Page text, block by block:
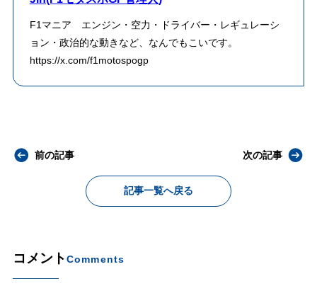
F1マニア エンジン・空力・ドライバー・レギュレーシ
ョン・政治的な動きなど、なんでもこいです。
https://x.com/f1motospogp
前の記事
記事一覧へ戻る
次の記事
コメントComments